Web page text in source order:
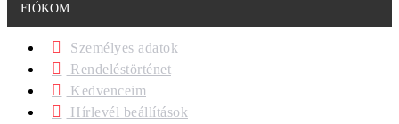
FIÓKOM
Személyes adatok
Rendeléstörténet
Kedvenceim
Hírlevél beállítások